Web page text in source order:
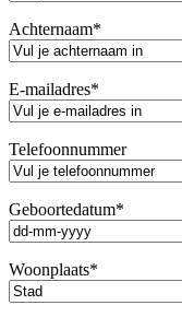
Achternaam*
E-mailadres*
Telefoonnummer
Geboortedatum*
DD
MM
dash
Woonplaats*